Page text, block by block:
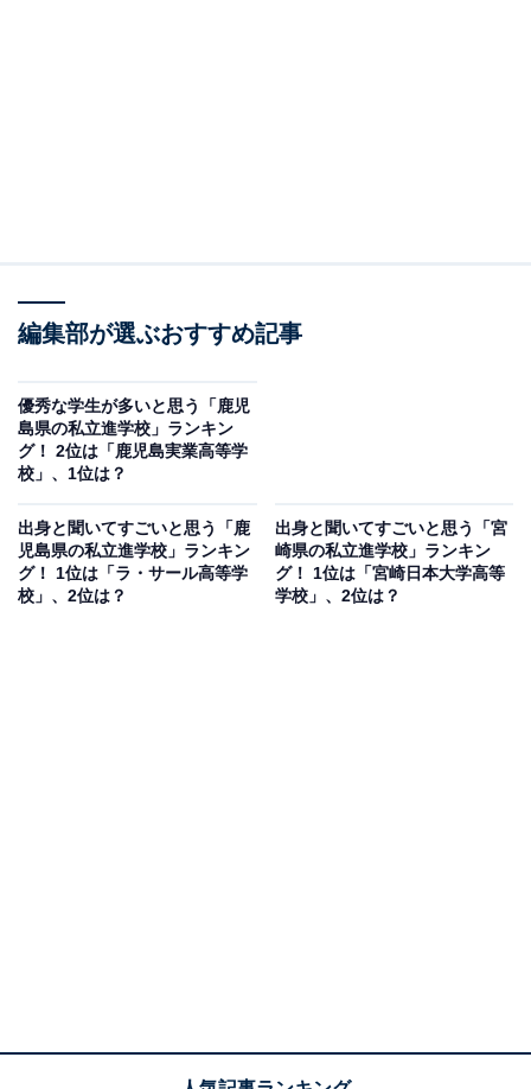
編集部が選ぶおすすめ記事
優秀な学生が多いと思う「鹿児
島県の私立進学校」ランキン
グ！ 2位は「鹿児島実業高等学
校」、1位は？
出身と聞いてすごいと思う「鹿
児島県の私立進学校」ランキン
グ！ 1位は「ラ・サール高等学
校」、2位は？
出身と聞いてすごいと思う「宮
崎県の私立進学校」ランキン
グ！ 1位は「宮崎日本大学高等
学校」、2位は？